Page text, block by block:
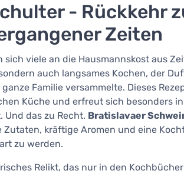
- Rückkehr
Zeiten
sich viele an die Hausmannskost aus
auch langsames Kochen, der
Familie versammelte. Dieses
Küche und erfreut sich besonders
das zu Recht. Bratislavaer
kräftige Aromen und eine
zu werden.
Relikt, das nur in den